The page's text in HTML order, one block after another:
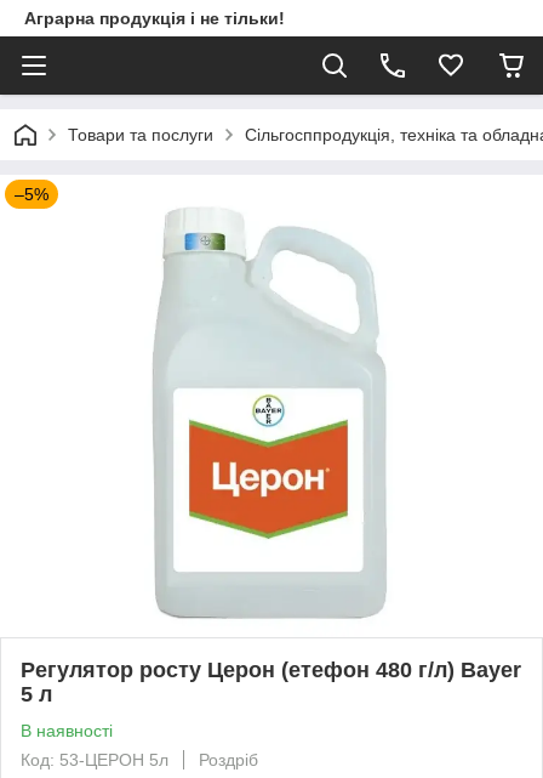
Аграрна продукція і не тільки!
Товари та послуги Сільгосппродукція, техніка та
–5%
Регулятор росту Церон (етефон 480 г/л) Bayer
5 л
В наявності
Код: 53-ЦЕРОН 5л
Роздріб